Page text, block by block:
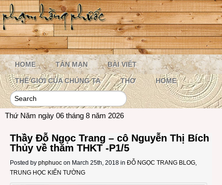
HOME TẢN MẠN BÀI VIẾT
THẾ GIỚI CỦA CHÚNG TA THƠ HOME
Thứ Năm ngày 06 tháng 8 năm 2026
Thầy Đỗ Ngọc Trang – cô Nguyễn Thị Bích
Thủy về thăm THKT -P1/5
Posted by phphuoc on March 25th, 2018 in ĐỖ NGỌC TRANG BLOG,
TRUNG HỌC KIẾN TƯỜNG